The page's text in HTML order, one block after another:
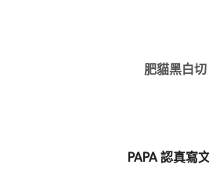
肥貓黑白切
PAPA 認真寫